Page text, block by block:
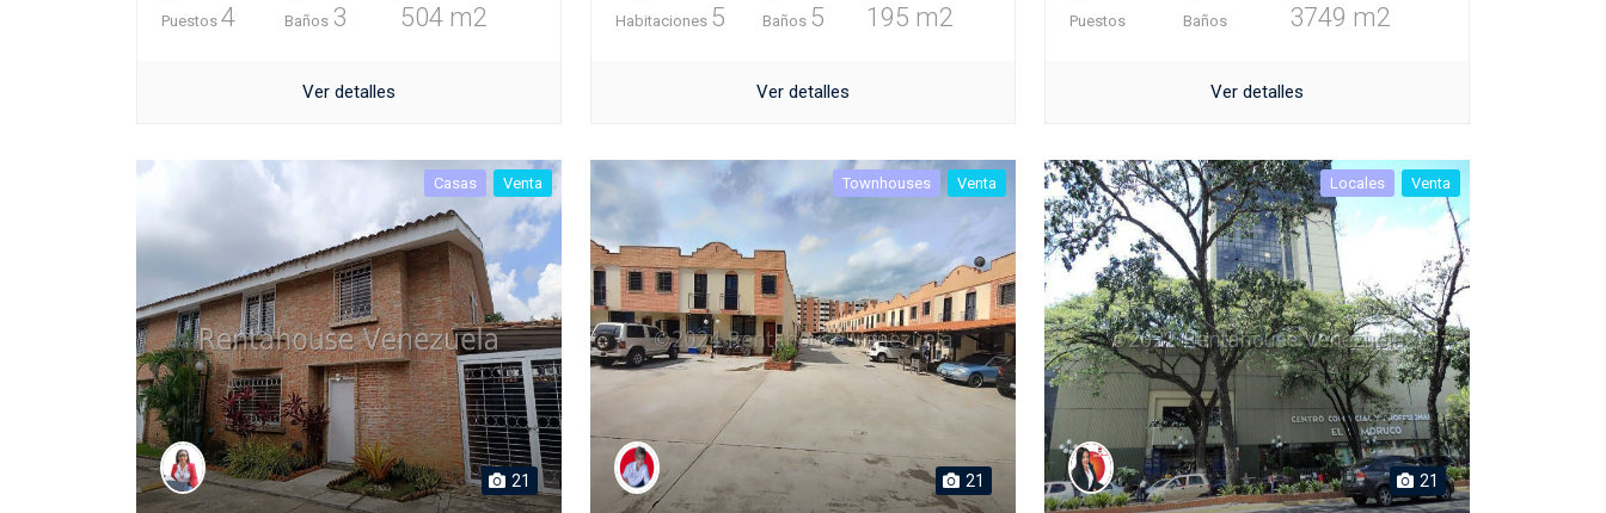
Puestos 4 Baños 3 504 m2
Ver detalles
Habitaciones 5 Baños 5 195 m2
Ver detalles
Puestos Baños 3749 m2
Ver detalles
Casas Venta
21
Townhouses Venta
21
Locales Venta
21